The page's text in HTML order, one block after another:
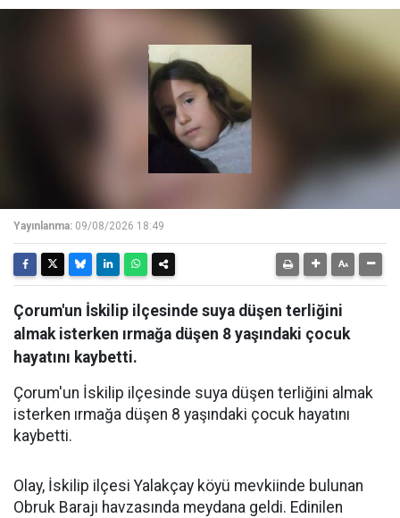
Yayınlanma: 09/08/2026 18:49
Çorum'un İskilip ilçesinde suya düşen terliğini
almak isterken ırmağa düşen 8 yaşındaki çocuk
hayatını kaybetti.
Çorum'un İskilip ilçesinde suya düşen terliğini almak
isterken ırmağa düşen 8 yaşındaki çocuk hayatını
kaybetti.
Olay, İskilip ilçesi Yalakçay köyü mevkiinde bulunan
Obruk Barajı havzasında meydana geldi. Edinilen